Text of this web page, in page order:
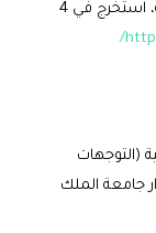
ماسلو لاحتياجات الإنسان ومقارنته، المدونة العربية، استخرج في 4
(التوجهات
ترجمة منير بدوي وغالب الخالدي، ج1، دار جامعة الملك